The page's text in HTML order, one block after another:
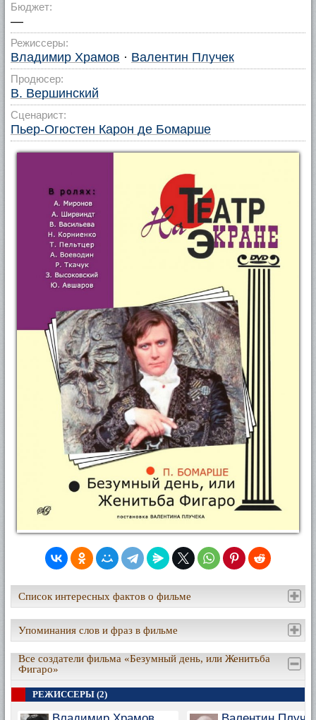
Бюджет:
—
Режиссеры:
Владимир Храмов · Валентин Плучек
Продюсер:
В. Вершинский
Сценарист:
Пьер-Огюстен Карон де Бомарше
Список интересных фактов о фильме
Упоминания слов и фраз в фильме
Все создатели фильма «Безумный день, или Женитьба
Фигаро»
РЕЖИССЕРЫ (2)